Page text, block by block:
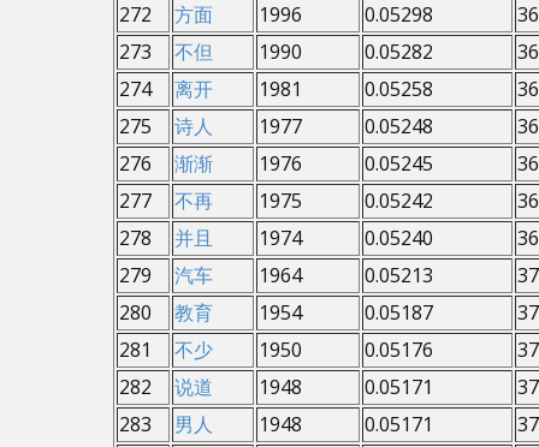
272
方面 1996 0.05298
273
不但 1990 0.05282
274
离开 1981 0.05258
275
诗人 1977 0.05248
276
渐渐 1976 0.05245
277
不再 1975 0.05242
278
并且 1974 0.05240
279
汽车 1964 0.05213
280
教育 1954 0.05187
281
不少 1950 0.05176
282
说道 1948 0.05171
283
男人 1948 0.05171